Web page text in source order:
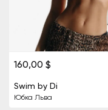
160,00 $
Swim by Di
Юбка Льва